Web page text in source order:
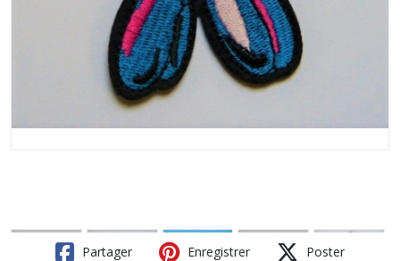
Partager Enregistrer Poster